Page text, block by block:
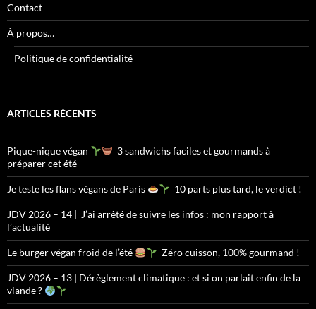
Contact
À propos…
Politique de confidentialité
ARTICLES RÉCENTS
Pique-nique végan
3 sandwichs faciles et gourmands à
préparer cet été
Je teste les flans végans de Paris 10 parts plus tard, le verdict !
JDV 2026 – 14 | J’ai arrêté de suivre les infos : mon rapport à
l’actualité
Le burger végan froid de l’été Zéro cuisson, 100% gourmand !
JDV 2026 – 13 | Dérèglement climatique : et si on parlait enfin de la
viande ?